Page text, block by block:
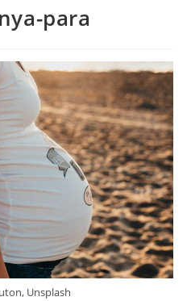
para
Unsplash